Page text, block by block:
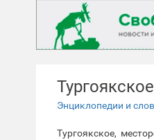
Энциклопедии и
Тургоякское,